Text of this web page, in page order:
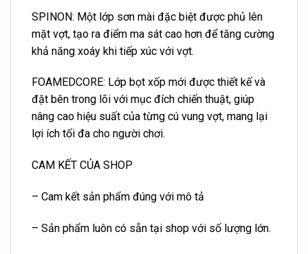
SPINON: Một lớp sơn mài đặc biệt được phủ lên
mặt vợt, tạo ra điểm ma sát cao hơn để tăng cường
khả năng xoáy khi tiếp xúc với vợt.
FOAMEDCORE: Lớp bọt xốp mới được thiết kế và
đặt bên trong lõi với mục đích chiến thuật, giúp
nâng cao hiệu suất của từng cú vung vợt, mang lại
lợi ích tối đa cho người chơi.
CAM KẾT CỦA SHOP
– Cam kết sản phẩm đúng với mô tả
– Sản phẩm luôn có sẵn tại shop với số lượng lớn.